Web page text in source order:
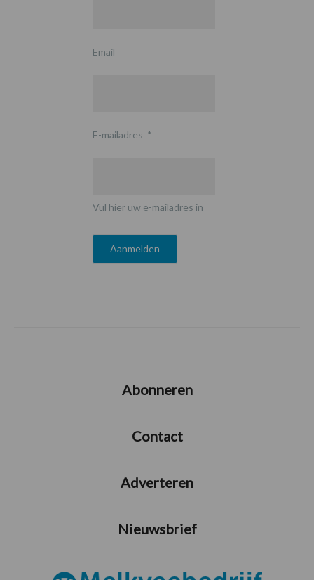
Email
E-mailadres *
Vul hier uw e-mailadres in
Abonneren
Contact
Adverteren
Nieuwsbrief